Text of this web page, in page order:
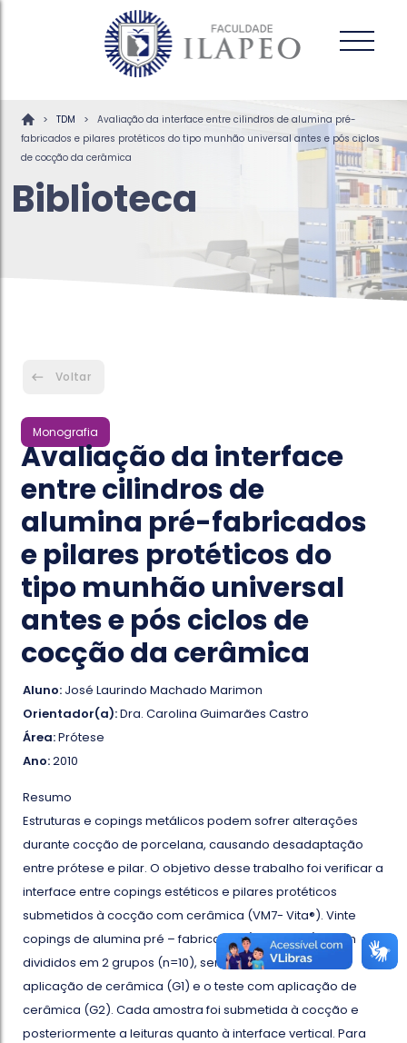
> TDM >
Avaliação da interface entre cilindros de alumina pré-
fabricados e pilares protéticos do tipo munhão universal antes e pós ciclos
de cocção da cerâmica
Biblioteca
Voltar
Monografia
Avaliação da interface
entre cilindros de
alumina pré-fabricados
e pilares protéticos do
tipo munhão universal
antes e pós ciclos de
cocção da cerâmica
Aluno: José Laurindo Machado Marimon
Orientador(a):Dra. Carolina Guimarães Castro
Área:Prótese
Ano:2010
Resumo
Estruturas e copings metálicos podem sofrer alterações
durante cocção de porcelana, causando desadaptação
entre prótese e pilar. O objetivo desse trabalho foi verificar a
interface entre copings estéticos e pilares protéticos
submetidos à cocção com cerâmica (VM7- Vita®). Vinte
copings de alumina pré – fabricados (NEODENT®) foram
divididos em 2 grupos (n=10), sendo o controle, sem
aplicação de cerâmica (G1) e o teste com aplicação de
cerâmica (G2). Cada amostra foi submetida à cocção e
posteriormente a leituras quanto à interface vertical. Para